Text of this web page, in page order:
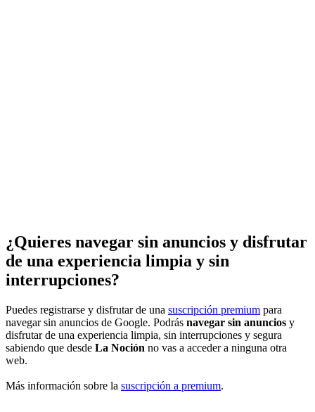
¿Quieres navegar sin anuncios y disfrutar
de una experiencia limpia y sin
interrupciones?
Puedes registrarse y disfrutar de una suscripción premium para
navegar sin anuncios de Google. Podrás navegar sin anuncios y
disfrutar de una experiencia limpia, sin interrupciones y segura
sabiendo que desde La Noción no vas a acceder a ninguna otra
web.
Más información sobre la suscripción a premium.